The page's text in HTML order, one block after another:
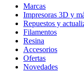
Marcas
Impresoras 3D y
Repuestos y
Filamentos
Resina
Accesorios
Ofertas
Novedades